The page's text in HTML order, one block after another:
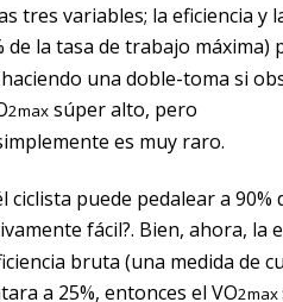
tres variables; la eficiencia
de la tasa de trabajo máxima)
una doble-toma si
2max súper alto, pero
es muy raro.
ciclista puede pedalear a
fácil?. Bien, ahora, la
bruta (una medida de
a 25%, entonces el VO2max